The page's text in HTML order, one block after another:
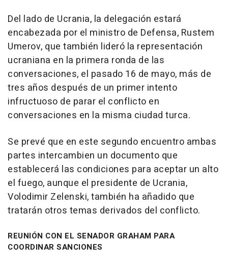
Del lado de Ucrania, la delegación estará
encabezada por el ministro de Defensa, Rustem
Umerov, que también lideró la representación
ucraniana en la primera ronda de las
conversaciones, el pasado 16 de mayo, más de
tres años después de un primer intento
infructuoso de parar el conflicto en
conversaciones en la misma ciudad turca.
Se prevé que en este segundo encuentro ambas
partes intercambien un documento que
establecerá las condiciones para aceptar un alto
el fuego, aunque el presidente de Ucrania,
Volodimir Zelenski, también ha añadido que
tratarán otros temas derivados del conflicto.
REUNIÓN CON EL SENADOR GRAHAM PARA
COORDINAR SANCIONES